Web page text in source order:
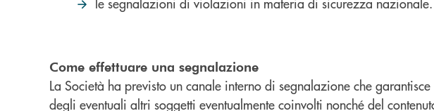
Come effettuare una segnalazione
La Società ha previsto un canale interno di segnalazione che
degli eventuali altri soggetti eventualmente coinvolti nonché del